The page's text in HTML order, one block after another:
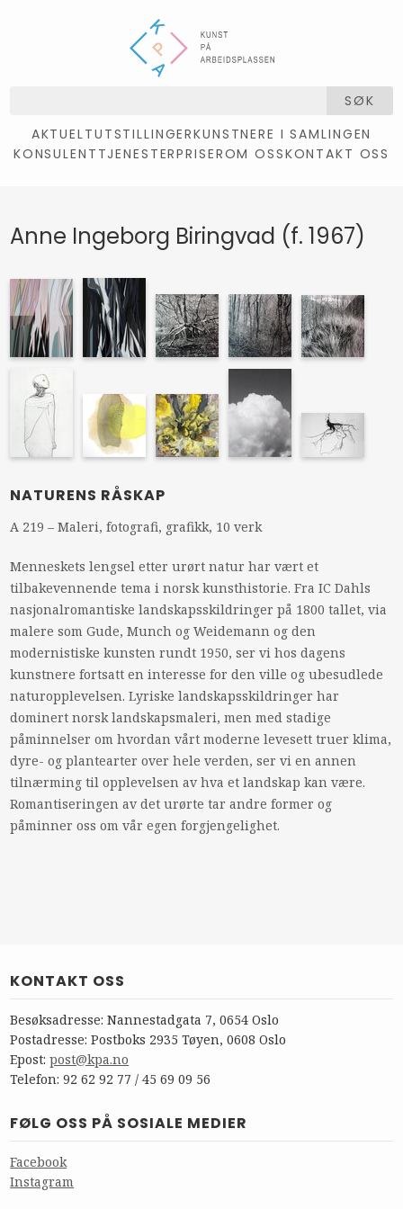
SØK
AKTUELTUTSTILLINGERKUNSTNERE I SAMLINGEN
KONSULENTTJENESTERPRISEROM OSSKONTAKT OSS
Anne Ingeborg Biringvad (f. 1967)
NATURENS RÅSKAP
A 219 – Maleri, fotografi, grafikk, 10 verk
Menneskets lengsel etter urørt natur har vært et
tilbakevennende tema i norsk kunsthistorie. Fra IC Dahls
nasjonalromantiske landskapsskildringer på 1800 tallet, via
malere som Gude, Munch og Weidemann og den
modernistiske kunsten rundt 1950, ser vi hos dagens
kunstnere fortsatt en interesse for den ville og ubesudlede
naturopplevelsen. Lyriske landskapsskildringer har
dominert norsk landskapsmaleri, men med stadige
påminnelser om hvordan vårt moderne levesett truer klima,
dyre- og plantearter over hele verden, ser vi en annen
tilnærming til opplevelsen av hva et landskap kan være.
Romantiseringen av det urørte tar andre former og
påminner oss om vår egen forgjengelighet.
KONTAKT OSS
Besøksadresse: Nannestadgata 7, 0654 Oslo
Postadresse: Postboks 2935 Tøyen, 0608 Oslo
Epost:post@kpa.no
Telefon: 92 62 92 77 / 45 69 09 56
FØLG OSS PÅ SOSIALE MEDIER
Facebook
Instagram